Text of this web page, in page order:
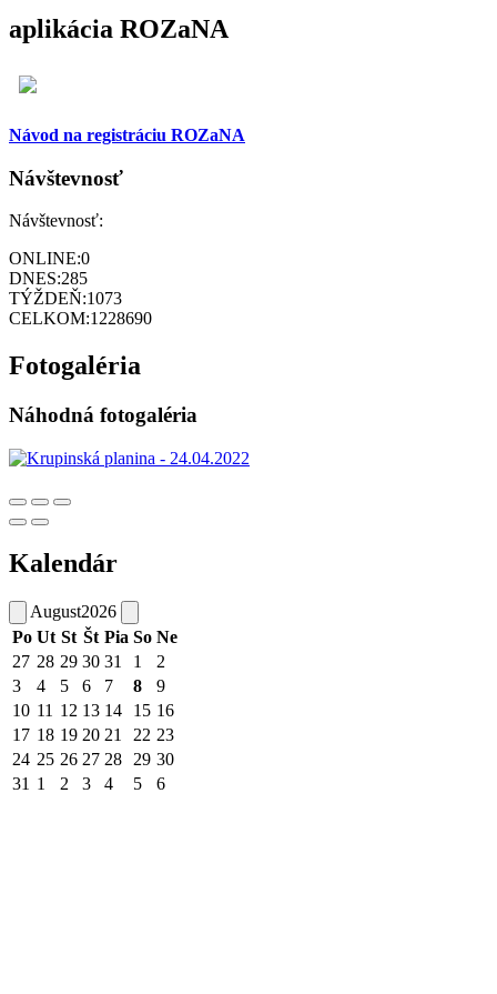
aplikácia ROZaNA
Návod na registráciu ROZaNA
Návštevnosť
Návštevnosť:
ONLINE:0
DNES:285
TÝŽDEŇ:1073
CELKOM:1228690
Fotogaléria
Náhodná fotogaléria
Kalendár
August2026
Po Ut St Št Pia So Ne
27 28 29 30 31 1
2
3
4 5 6 7 8
9
10 11 12 13 14 15 16
17 18 19 20 21 22 23
24 25 26 27 28 29 30
31 1 2 3 4 5 6